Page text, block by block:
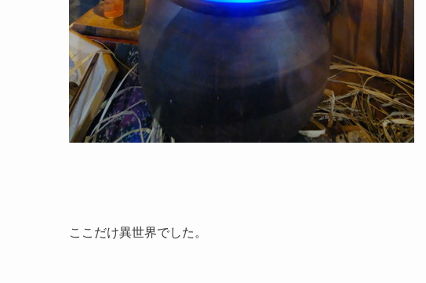
ここだけ異世界でした。